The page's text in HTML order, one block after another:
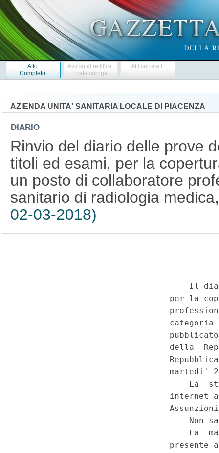
Atto
Completo
Avviso di rettifica
Errata corrige
Atti correlati
AZIENDA UNITA' SANITARIA LOCALE DI PIACENZA
DIARIO
Rinvio del diario delle prove
titoli ed esami, per la
un posto di collaboratore
sanitario di radiologia
02-03-2018)